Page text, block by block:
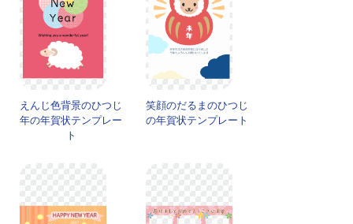
えんじ色背景のひつじ
年の年賀状テンプレー
ト
笑顔のだるまのひつじ
の年賀状テンプレート